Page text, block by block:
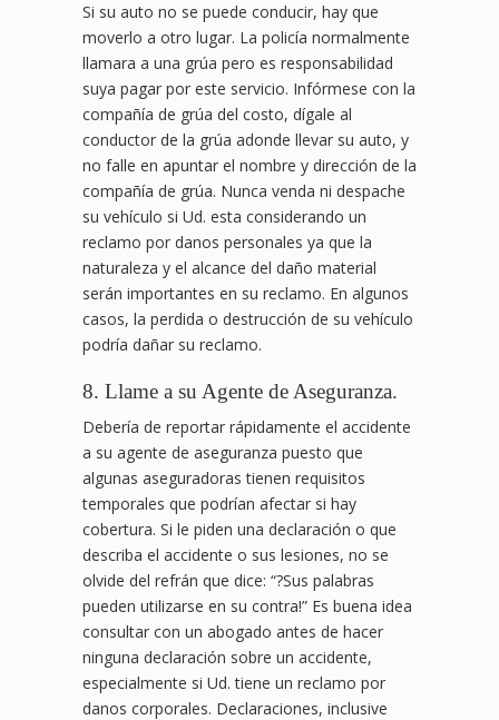
Si su auto no se puede conducir, hay que
moverlo a otro lugar. La policía normalmente
llamara a una grúa pero es responsabilidad
suya pagar por este servicio. Infórmese con la
compañía de grúa del costo, dígale al
conductor de la grúa adonde llevar su auto, y
no falle en apuntar el nombre y dirección de la
compañía de grúa. Nunca venda ni despache
su vehículo si Ud. esta considerando un
reclamo por danos personales ya que la
naturaleza y el alcance del daño material
serán importantes en su reclamo. En algunos
casos, la perdida o destrucción de su vehículo
podría dañar su reclamo.
8. Llame a su Agente de Aseguranza.
Debería de reportar rápidamente el accidente
a su agente de aseguranza puesto que
algunas aseguradoras tienen requisitos
temporales que podrían afectar si hay
cobertura. Si le piden una declaración o que
describa el accidente o sus lesiones, no se
olvide del refrán que dice: “?Sus palabras
pueden utilizarse en su contra!” Es buena idea
consultar con un abogado antes de hacer
ninguna declaración sobre un accidente,
especialmente si Ud. tiene un reclamo por
danos corporales. Declaraciones, inclusive